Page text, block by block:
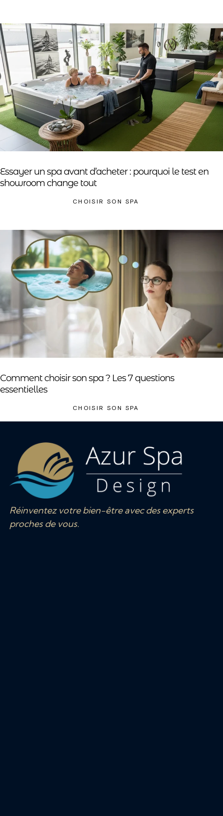
Essayer un spa avant d’acheter : pourquoi le test en
showroom change tout
CHOISIR SON SPA
Comment choisir son spa ? Les 7 questions
essentielles
CHOISIR SON SPA
Réinventez votre bien-être avec des experts
proches de vous.